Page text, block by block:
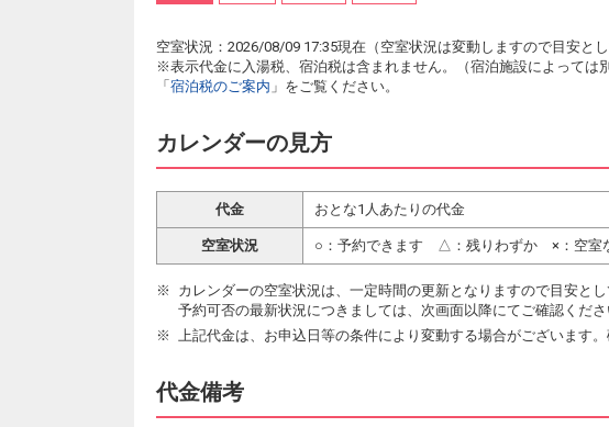
空室状況：2026/08/09 17:35現在（空室状況は変動しますので目安とし
※表示代金に入湯税、宿泊税は含まれません。（宿泊施設によっては
「 宿泊税のご案内 」をご覧ください。
カレンダーの見方
代金 おとな1人あたりの代金
空室状況 ○：予約できます △：残りわずか ×：空室
カレンダーの空室状況は、一定時間の更新となりますので目安とし
予約可否の最新状況につきましては、次画面以降にてご確認くださ
上記代金は、お申込日等の条件により変動する場合がございます
代金備考